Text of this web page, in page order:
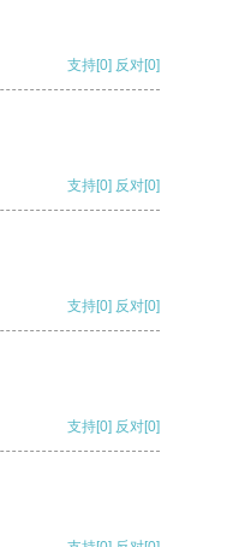
支持[0] 反对[0]
支持[0] 反对[0]
支持[0] 反对[0]
支持[0] 反对[0]